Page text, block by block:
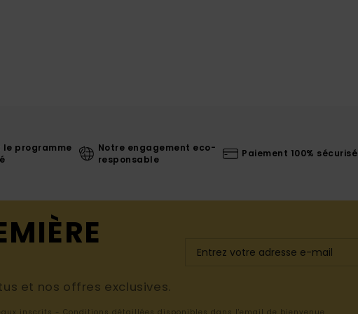
le programme
Notre engagement eco-
responsable
Paiement 100% sécurisé
et nos offres exclusives.